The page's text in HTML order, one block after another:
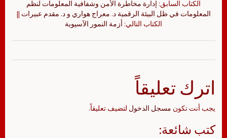
الكتاب السابق: إدارة مخاطرة الأمن وشفافية المعلومات لنظم
المعلومات في ظل البيئة الرقمية د. معراج هواري و د. مقدم عبيرات ||
الكتاب التالي: أزمة النمور الآسيوية
اترك تعليقاً
يجب أنت تكون مسجل الدخول لتضيف تعليقاً.
كتب شائعة: